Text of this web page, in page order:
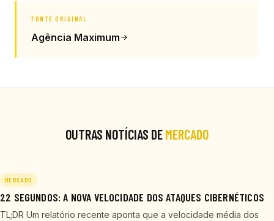
FONTE ORIGINAL
Agência Maximum
OUTRAS NOTÍCIAS DEMERCADO
MERCADO
22 SEGUNDOS: A NOVA VELOCIDADE DOS ATAQUES CIBERNÉTICOS
TL;DR Um relatório recente aponta que a velocidade média dos